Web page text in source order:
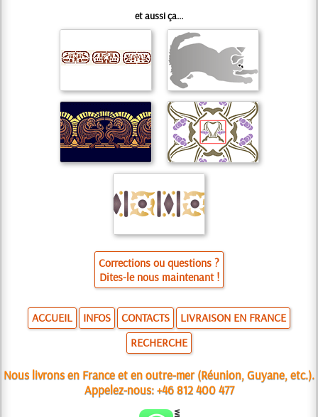
et aussi ça...
Corrections ou questions ?
Dites-le nous maintenant !
ACCUEIL INFOS CONTACTS
LIVRAISON EN FRANCE
RECHERCHE
Nous livrons en France et en outre-mer (Réunion, Guyane, etc.).
Appelez-nous:+46 812 400 477